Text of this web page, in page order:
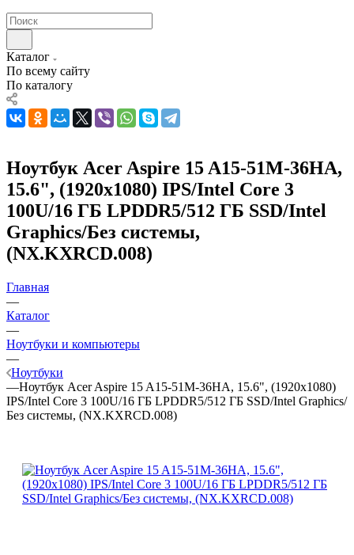
Каталог
По всему сайту
По каталогу
Ноутбук Acer Aspire 15 A15-51M-36HA,
15.6", (1920x1080) IPS/Intel Core 3
100U/16 ГБ LPDDR5/512 ГБ SSD/Intel
Graphics/Без системы,
(NX.KXRCD.008)
Главная
—
Каталог
—
Ноутбуки и компьютеры
—
Ноутбуки
—Ноутбук Acer Aspire 15 A15-51M-36HA, 15.6", (1920x1080)
IPS/Intel Core 3 100U/16 ГБ LPDDR5/512 ГБ SSD/Intel Graphics/
Без системы, (NX.KXRCD.008)